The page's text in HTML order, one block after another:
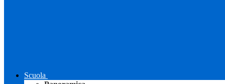
Scuola